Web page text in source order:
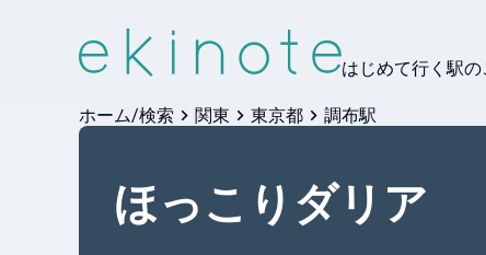
はじめて行く駅
ホーム/検索 関東 東京都 調布駅
ほっこりダリア